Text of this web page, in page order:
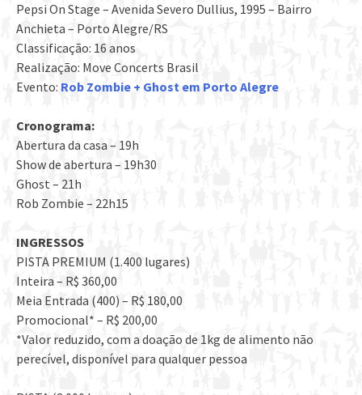
Pepsi On Stage – Avenida Severo Dullius, 1995 – Bairro
Anchieta – Porto Alegre/RS
Classificação: 16 anos
Realização: Move Concerts Brasil
Evento: Rob Zombie + Ghost em Porto Alegre
Cronograma:
Abertura da casa – 19h
Show de abertura – 19h30
Ghost – 21h
Rob Zombie – 22h15
INGRESSOS
PISTA PREMIUM (1.400 lugares)
Inteira – R$ 360,00
Meia Entrada (400) – R$ 180,00
Promocional* – R$ 200,00
*Valor reduzido, com a doação de 1kg de alimento não
perecível, disponível para qualquer pessoa